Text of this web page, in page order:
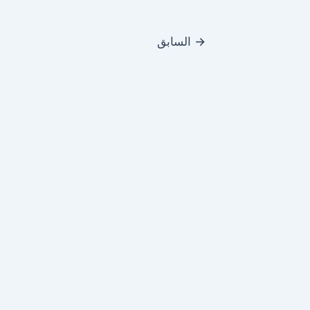
→ السابق